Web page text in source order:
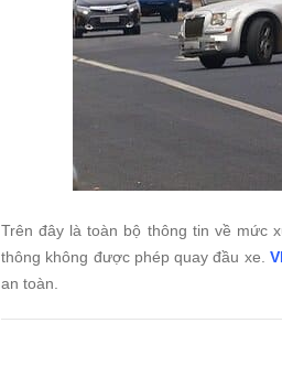
Trên đây là toàn bộ thông tin về mức
thông không được phép quay đầu xe.
an toàn.